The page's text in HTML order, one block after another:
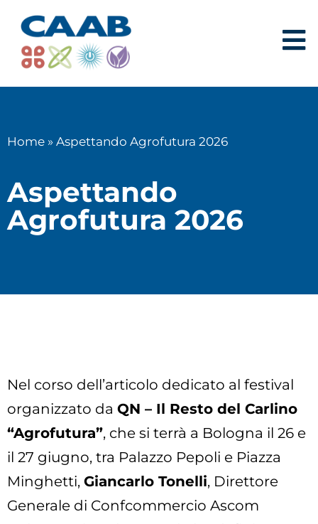
Home » Aspettando Agrofutura 2026
Aspettando
Agrofutura 2026
Nel corso dell’articolo dedicato al festival
organizzato da QN – Il Resto del Carlino
“Agrofutura”, che si terrà a Bologna il 26 e
il 27 giugno, tra Palazzo Pepoli e Piazza
Minghetti, Giancarlo Tonelli, Direttore
Generale di Confcommercio Ascom